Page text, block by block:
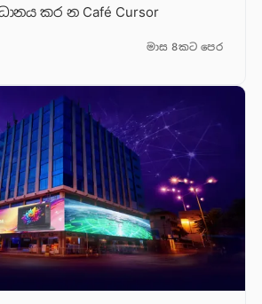
කර න Café Cursor
මාස 8කට පෙර